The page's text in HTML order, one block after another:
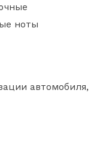
ноты
автомобиля